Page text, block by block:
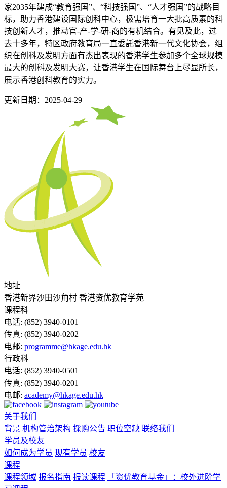
家2035年建成“教育强国”、“科技强国”、“人才强国”的战略目
标，助力香港建设国际创科中心，极需培育一大批高质素的科
技创新人才，推动官-产-学-研-商的有机结合。有见及此，过
去十多年，特区政府教育局一直委託香港新一代文化协会，组
织在创科及发明方面有杰出表现的香港学生参加多个全球规模
最大的创科及发明大赛，让香港学生在国际舞台上尽显所长，
展示香港创科教育的实力。
更新日期：2025-04-29
地址
香港新界沙田沙角村 香港资优教育学苑
课程科
电话: (852) 3940-0101
传真: (852) 3940-0202
电邮: programme@hkage.edu.hk
行政科
电话: (852) 3940-0501
传真: (852) 3940-0201
电邮: academy@hkage.edu.hk
关于我们
背景 机构管治架构 採购公告 职位空缺 联络我们
学员及校友
如何成为学员 现有学员 校友
课程
课程领域 报名指南 报读课程
「资优教育基金」：校外进阶学